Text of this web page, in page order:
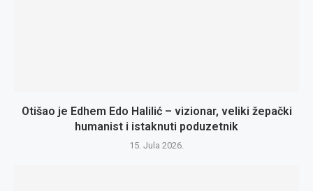
Otišao je Edhem Edo Halilić – vizionar, veliki žepački
humanist i istaknuti poduzetnik
15. Jula 2026.